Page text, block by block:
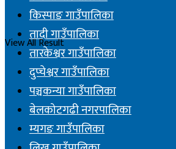
View All Result
किस्पाङ गाउँपालिका
तादी गाउँपालिका
तारकेश्वर गाउँपालिका
दुप्चेश्वर गाउँपालिका
पञ्चकन्या गाउँपालिका
बेलकोटगढी नगरपालिका
म्यगङ गाउँपालिका